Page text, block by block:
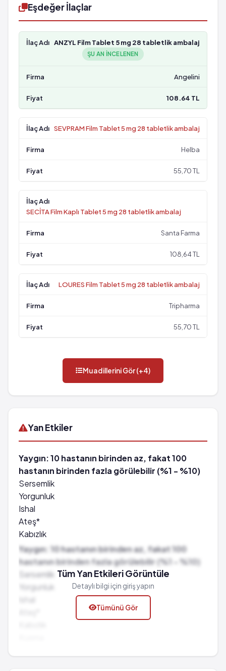
Eşdeğer İlaçlar
ANZYL Film Tablet 5 mg 28 tabletlik ambalaj
ŞU AN INCELENEN
Angelini
108.64 TL
SEVPRAM Film Tablet 5 mg 28 tabletlik ambalaj
Helba
55,70 TL
SECİTA Film Kaplı Tablet 5 mg 28 tabletlik ambalaj
Santa Farma
108,64 TL
LOURES Film Tablet 5 mg 28 tabletlik ambalaj
Tripharma
55,70 TL
Muadillerini Gör (+4)
Yan Etkiler
Yaygın: 10 hastanın birinden az, fakat 100
hastanın birinden fazla görülebilir (%1 - %10)
Sersemlik
Yorgunluk
Ishal
Ateş*
Kabızlık
Kusma
Uyku hali
Huzursuzluk
Kilo artışı
Ağız kuruluğu
Yaygın: 10 hastanın birinden az, fakat 100
hastanın birinden fazla görülebilir (%1 - %10)
Sersemlik
Yorgunluk
Tüm Yan Etkileri Görüntüle
Detaylı bilgi için giriş yapın
Tümünü Gör